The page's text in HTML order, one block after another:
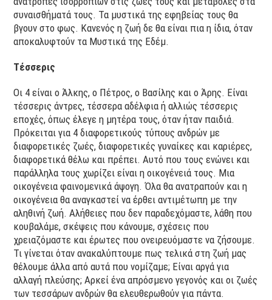
συναισθήματά τους. Τα μυστικά της εφηβείας τους θα
βγουν στο φως. Κανενός η ζωή δε θα είναι πια η ίδια, όταν
αποκαλυφτούν τα Μυστικά της Εδέμ.
Τέσσερις
Οι 4 είναι ο Άλκης, ο Πέτρος, ο Βασίλης και ο Άρης. Είναι
τέσσερις άντρες, τέσσερα αδέλφια ή αλλιώς τέσσερις
εποχές, όπως έλεγε η μητέρα τους, όταν ήταν παιδιά.
Πρόκειται για 4 διαφορετικούς τύπους ανδρών με
διαφορετικές ζωές, διαφορετικές γυναίκες και καριέρες,
διαφορετικά θέλω και πρέπει. Αυτό που τους ενώνει και
παράλληλα τους χωρίζει είναι η οικογένειά τους. Μια
οικογένεια φαινομενικά άψογη. Όλα θα ανατραπούν και η
οικογένεια θα αναγκαστεί να έρθει αντιμέτωπη με την
αληθινή ζωή. Αλήθειες που δεν παραδεχόμαστε, λάθη που
κουβαλάμε, σκέψεις που κάνουμε, σχέσεις που
χρειαζόμαστε και έρωτες που ονειρευόμαστε να ζήσουμε.
Τι γίνεται όταν ανακαλύπτουμε πως τελικά στη ζωή μας
θέλουμε άλλα από αυτά που νομίζαμε; Είναι αργά για
αλλαγή πλεύσης; Αρκεί ένα απρόσμενο γεγονός και οι ζωές
των τεσσάρων ανδρών θα ελευθερωθούν για πάντα.